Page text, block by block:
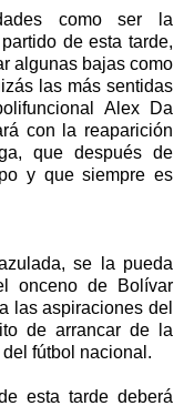
como ser la
de esta tarde,
algunas bajas como
las más sentidas
Alex Da
con la reaparición
que después de
y que siempre es
se la pueda
onceno de Bolívar
las aspiraciones del
de arrancar de la
fútbol nacional.
esta tarde deberá